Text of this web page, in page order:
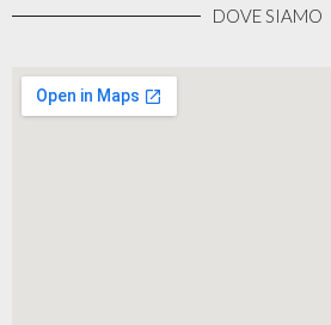
DOVE SIAMO